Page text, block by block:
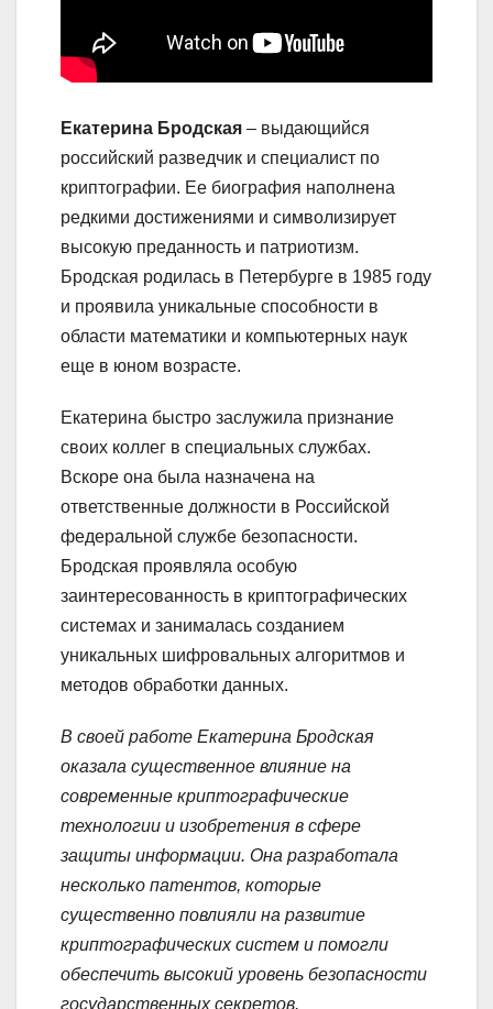
Екатерина Бродская – выдающийся
российский разведчик и специалист по
криптографии. Ее биография наполнена
редкими достижениями и символизирует
высокую преданность и патриотизм.
Бродская родилась в Петербурге в 1985 году
и проявила уникальные способности в
области математики и компьютерных наук
еще в юном возрасте.
Екатерина быстро заслужила признание
своих коллег в специальных службах.
Вскоре она была назначена на
ответственные должности в Российской
федеральной службе безопасности.
Бродская проявляла особую
заинтересованность в криптографических
системах и занималась созданием
уникальных шифровальных алгоритмов и
методов обработки данных.
В своей работе Екатерина Бродская
оказала существенное влияние на
современные криптографические
технологии и изобретения в сфере
защиты информации. Она разработала
несколько патентов, которые
существенно повлияли на развитие
криптографических систем и помогли
обеспечить высокий уровень безопасности
государственных секретов.